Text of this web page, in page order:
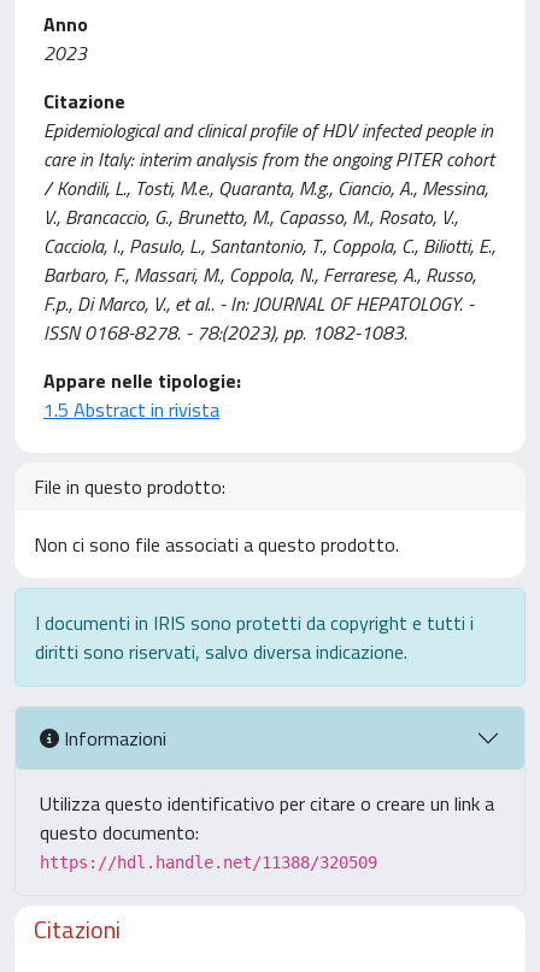
Anno
2023
Citazione
Epidemiological and clinical profile of HDV infected people in
care in Italy: interim analysis from the ongoing PITER cohort
/ Kondili, L., Tosti, M.e., Quaranta, M.g., Ciancio, A., Messina,
V., Brancaccio, G., Brunetto, M., Capasso, M., Rosato, V.,
Cacciola, I., Pasulo, L., Santantonio, T., Coppola, C., Biliotti, E.,
Barbaro, F., Massari, M., Coppola, N., Ferrarese, A., Russo,
F.p., Di Marco, V., et al.. - In: JOURNAL OF HEPATOLOGY. -
ISSN 0168-8278. - 78:(2023), pp. 1082-1083.
Appare nelle tipologie:
1.5 Abstract in rivista
File in questo prodotto:
Non ci sono file associati a questo prodotto.
I documenti in IRIS sono protetti da copyright e tutti i
diritti sono riservati, salvo diversa indicazione.
Informazioni
Utilizza questo identificativo per citare o creare un link a
questo documento:
https://hdl.handle.net/11388/320509
Citazioni